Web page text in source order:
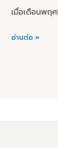
เมื่อเดือนพฤ
อ่านต่อ »